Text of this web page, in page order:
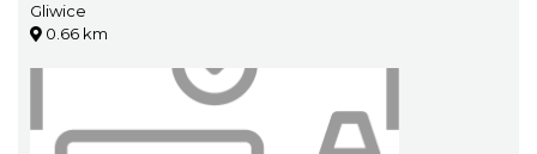
Gliwice
0.66 km